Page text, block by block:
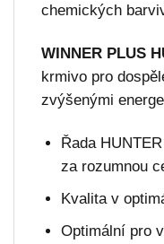
chemických
WINNER PLUS
krmivo pro
zvýšenými
Řada
za rozumnou
Kvalita v
Optimální pro